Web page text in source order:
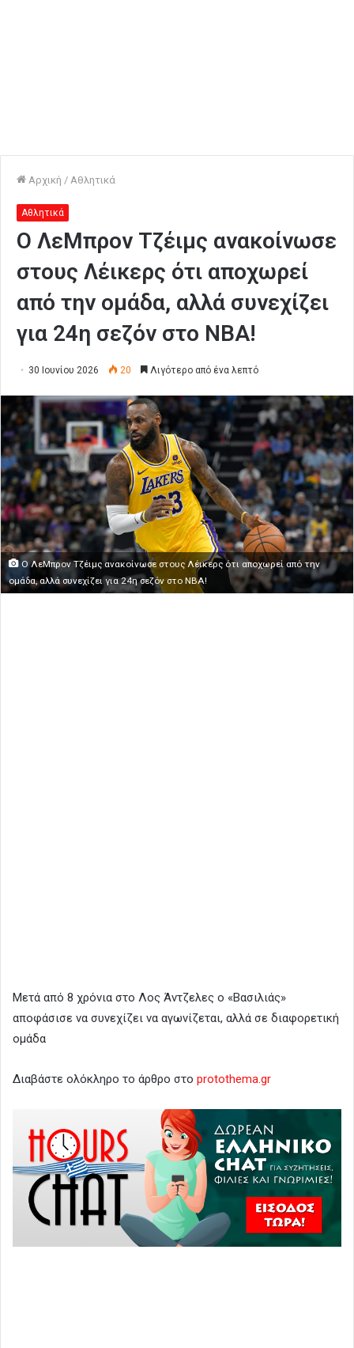
Αρχική / Αθλητικά
Αθλητικά
Ο ΛεΜπρον Τζέιμς ανακοίνωσε
στους Λέικερς ότι αποχωρεί
από την ομάδα, αλλά συνεχίζει
για 24η σεζόν στο ΝΒΑ!
30 Ιουνίου 2026 20 Λιγότερο από ένα λεπτό
Ο ΛεΜπρον Τζέιμς ανακοίνωσε στους Λέικερς ότι αποχωρεί από την
ομάδα, αλλά συνεχίζει για 24η σεζόν στο ΝΒΑ!
Μετά από 8 χρόνια στο Λος Άντζελες ο «Βασιλιάς»
αποφάσισε να συνεχίζει να αγωνίζεται, αλλά σε διαφορετική
ομάδα
Διαβάστε ολόκληρο το άρθρο στο protothema.gr